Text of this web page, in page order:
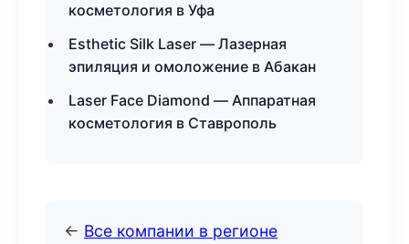
косметология в Уфа
Esthetic Silk Laser — Лазерная
эпиляция и омоложение в Абакан
Laser Face Diamond — Аппаратная
косметология в Ставрополь
← Все компании в регионе